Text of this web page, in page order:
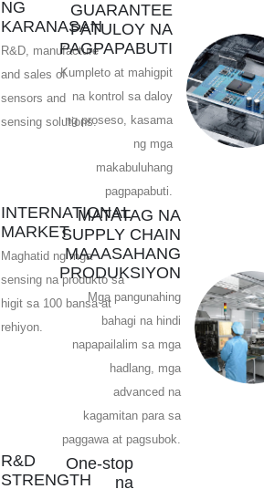
NG
KARANASAN
R&D, manufacture
and sales of
sensors and
sensing solutions.
GUARANTEE
PATULOY NA
PAGPAPABUTI
Kumpleto at mahigpit
na kontrol sa daloy
ng proseso, kasama
ng mga
makabuluhang
pagpapabuti.
INTERNATIONAL
MARKET
Maghatid ng mga
sensing na produkto sa
higit sa 100 bansa at
rehiyon.
MATATAG NA
SUPPLY CHAIN
​​MAAASAHANG
PRODUKSIYON
Mga pangunahing
bahagi na hindi
napapailalim sa mga
hadlang, mga
advanced na
kagamitan para sa
paggawa at pagsubok.
R&D
STRENGTH
One-stop
na